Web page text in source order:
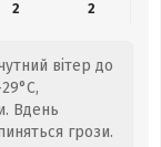
2 2
вітер до
Вдень
грози.